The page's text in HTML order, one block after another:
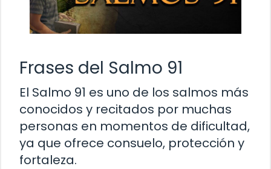
Frases del Salmo 91
El Salmo 91 es uno de los salmos más
conocidos y recitados por muchas
personas en momentos de dificultad,
ya que ofrece consuelo, protección y
fortaleza.